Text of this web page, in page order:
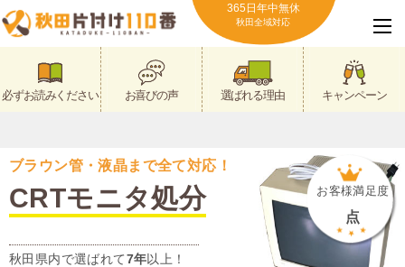
365日年中無休
秋田全域対応
必ずお読みください お喜びの声 選ばれる理由 キャンペーン
ブラウン管・液晶まで全て対応！
CRTモニタ処分
秋田県内で選ばれて7年以上！
お客様満足度
点